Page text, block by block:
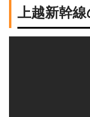
上越新幹